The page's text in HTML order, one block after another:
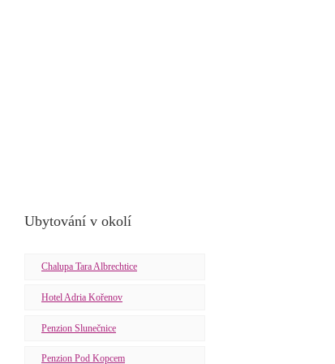
Ubytování v okolí
Chalupa Tara Albrechtice
Hotel Adria Kořenov
Penzion Slunečnice
Penzion Pod Kopcem